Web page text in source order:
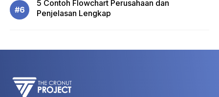
5 Contoh Flowchart Perusahaan dan
Penjelasan Lengkap